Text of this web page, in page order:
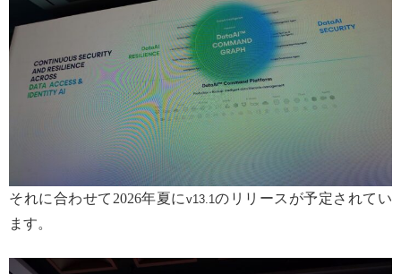
それに合わせて2026年夏に v13.1のリリースが予定されてい
ます。